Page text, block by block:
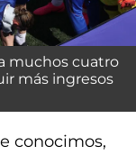
muchos cuatro
más ingresos
conocimos,